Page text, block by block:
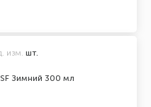
Зимний 300 мл
изм. шт.